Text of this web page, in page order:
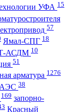
УФА 15
57
Ямал-СПГ 18
АСДМ 10
51
арматура 1276
АЭС 38
169 запорно-
Красный